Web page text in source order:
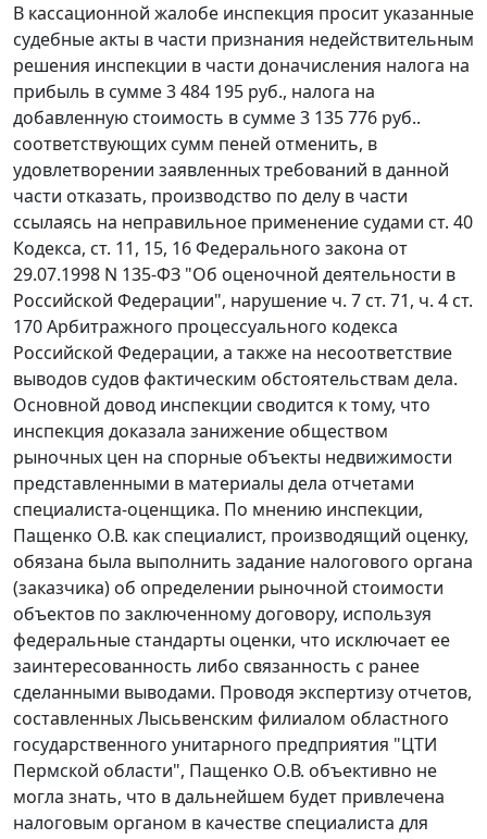
В кассационной жалобе инспекция просит указанные
судебные акты в части признания недействительным
решения инспекции в части доначисления налога на
прибыль в сумме 3 484 195 руб., налога на
добавленную стоимость в сумме 3 135 776 руб..
соответствующих сумм пеней отменить, в
удовлетворении заявленных требований в данной
части отказать, производство по делу в части
ссылаясь на неправильное применение судами ст. 40
Кодекса, ст. 11, 15, 16Федерального закона от
29.07.1998 N 135-ФЗ "Об оценочной деятельности в
Российской Федерации", нарушение ч. 7 ст. 71, ч. 4 ст.
170Арбитражного процессуального кодекса
Российской Федерации, а также на несоответствие
выводов судов фактическим обстоятельствам дела.
Основной довод инспекции сводится к тому, что
инспекция доказала занижение обществом
рыночных цен на спорные объекты недвижимости
представленными в материалы дела отчетами
специалиста-оценщика. По мнению инспекции,
Пащенко О.В. как специалист, производящий оценку,
обязана была выполнить задание налогового органа
(заказчика) об определении рыночной стоимости
объектов по заключенному договору, используя
федеральные стандарты оценки, что исключает ее
заинтересованность либо связанность с ранее
сделанными выводами. Проводя экспертизу отчетов,
составленных Лысьвенским филиалом областного
государственного унитарного предприятия "ЦТИ
Пермской области", Пащенко О.В. объективно не
могла знать, что в дальнейшем будет привлечена
налоговым органом в качестве специалиста для